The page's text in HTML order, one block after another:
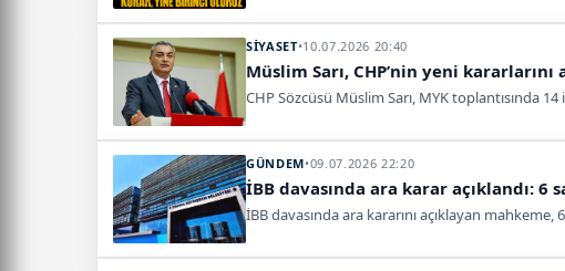
SİYASET•10.07.2026 20:40
Müslim Sarı, CHP’nin yeni kararlarını
CHP Sözcüsü Müslim Sarı, MYK toplantısında 14
GÜNDEM•09.07.2026 22:20
İBB davasında ara karar açıklandı: 6
İBB davasında ara kararını açıklayan